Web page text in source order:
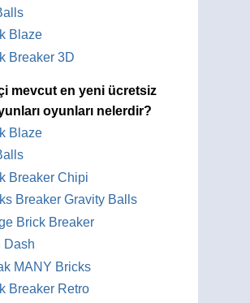
Blaze
Breaker 3D
mevcut en yeni ücretsiz
oyunları nelerdir?
Blaze
Breaker Chipi
Breaker Gravity Balls
Brick Breaker
Dash
MANY Bricks
Breaker Retro